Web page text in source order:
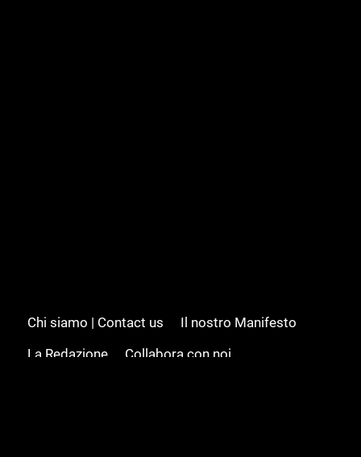
Chi siamo | Contact us
Il nostro Manifesto
La Redazione
Collabora con noi